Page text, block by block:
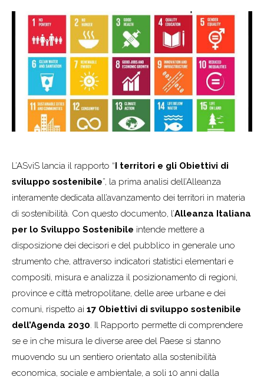
L’ASviS lancia il rapporto “I territori e gli Obiettivi di
sviluppo sostenibile”, la prima analisi dell’Alleanza
interamente dedicata all’avanzamento dei territori in materia
di sostenibilità. Con questo documento, l’Alleanza Italiana
per lo Sviluppo Sostenibile intende mettere a
disposizione dei decisori e del pubblico in generale uno
strumento che, attraverso indicatori statistici elementari e
compositi, misura e analizza il posizionamento di regioni,
province e città metropolitane, delle aree urbane e dei
comuni, rispetto ai 17 Obiettivi di sviluppo sostenibile
dell’Agenda 2030. Il Rapporto permette di comprendere
se e in che misura le diverse aree del Paese si stanno
muovendo su un sentiero orientato alla sostenibilità
economica, sociale e ambientale, a soli 10 anni dalla